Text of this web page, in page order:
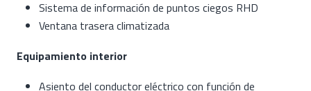
Sistema de información de puntos ciegos RHD
Ventana trasera climatizada
Equipamiento interior
Asiento del conductor eléctrico con función de